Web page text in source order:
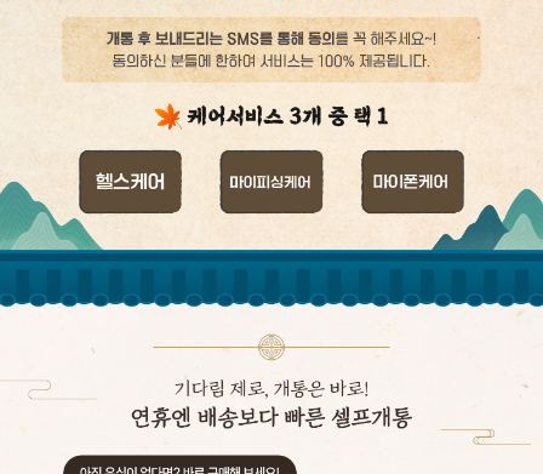
이야기모바일 케어서비스 2탄 마이 안심케어 서비스 출시 기념 이벤
헬스케어 헬스케어(피싱해킹)안심케어(휴대폰보상)
배경이미지